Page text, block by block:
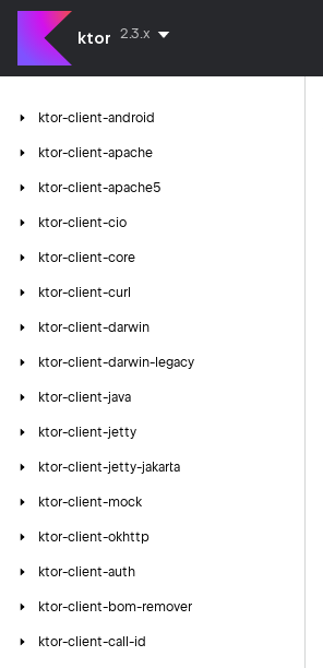
ktor 2.3.x
ktor-client-android
ktor-client-apache
ktor-client-apache5
ktor-client-cio
ktor-client-core
ktor-client-curl
ktor-client-darwin
ktor-client-darwin-legacy
ktor-client-java
ktor-client-jetty
ktor-client-jetty-jakarta
ktor-client-mock
ktor-client-okhttp
ktor-client-auth
ktor-client-bom-remover
ktor-client-call-id